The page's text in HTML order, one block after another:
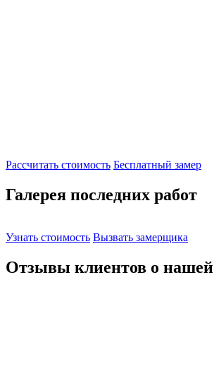
Рассчитать стоимость Бесплатный замер
Галерея последних работ
Узнать стоимость Вызвать замерщика
Отзывы клиентов о нашей